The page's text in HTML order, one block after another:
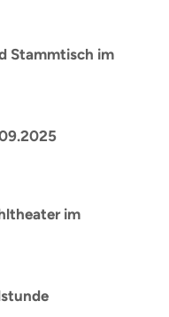
Stammtisch im
im